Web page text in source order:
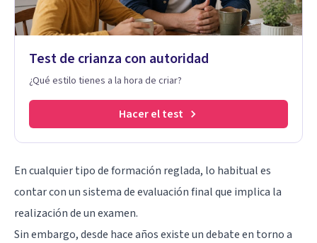
Test de crianza con autoridad
¿Qué estilo tienes a la hora de criar?
Hacer el test
En cualquier tipo de formación reglada, lo habitual es
contar con un sistema de evaluación final que implica la
realización de un examen.
Sin embargo, desde hace años existe un debate en torno a